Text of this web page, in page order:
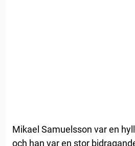
Mikael Samuelsson var en
och han var en stor